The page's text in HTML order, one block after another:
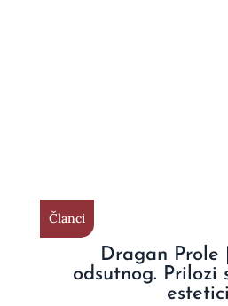
Članci
Dragan Prole
odsutnog. Prilozi
estetici